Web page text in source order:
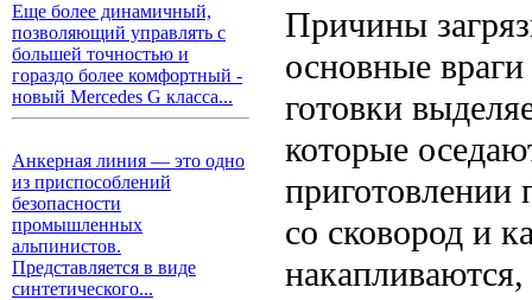
Еще более динамичный,
позволяющий управлять с
большей точностью и
гораздо более комфортный -
новый Mercedes G класса...
Анкерная линия — это одно
из приспособлений
безопасности
промышленных
альпинистов.
Представляется в виде
синтетического...
Причины
основные
готовки
которые
со сковород и